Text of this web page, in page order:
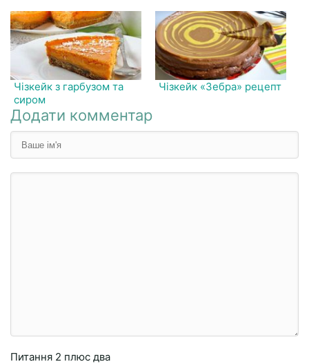
Чізкейк з гарбузом та
сиром
Чізкейк «Зебра» рецепт
Додати комментар
Питання 2 плюc двa